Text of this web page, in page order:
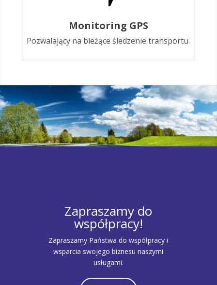
Monitoring GPS
Pozwalający na bieżące śledzenie transportu.
Zapraszamy do
współpracy!
Zapraszamy Państwa do współpracy i
wsparcia swojego biznesu naszymi
usługami.